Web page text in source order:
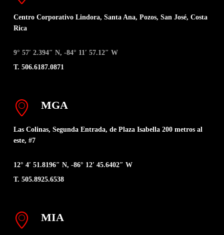
Centro Corporativo Lindora, Santa Ana, Pozos, San José, Costa
Rica
9° 57′ 2.394″ N, -84° 11′ 57.12″ W
T. 506.6187.0871
MGA
Las Colinas, Segunda Entrada, de Plaza Isabella 200 metros al
este, #7
12° 4′ 51.8196″ N, -86° 12′ 45.6402″ W
T. 505.8925.6538
MIA